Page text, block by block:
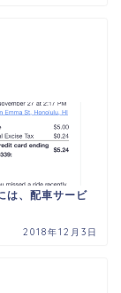
は、配車サービ
2018年12月3日